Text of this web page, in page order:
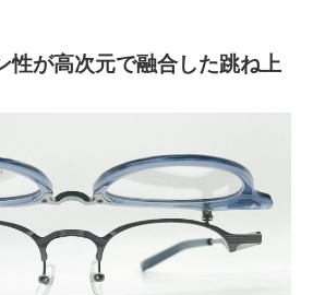
性が高次元で融合した跳ね上